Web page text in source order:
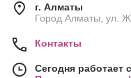
г. Алматы
Город Алматы, ул.
Контакты
Сегодня работает